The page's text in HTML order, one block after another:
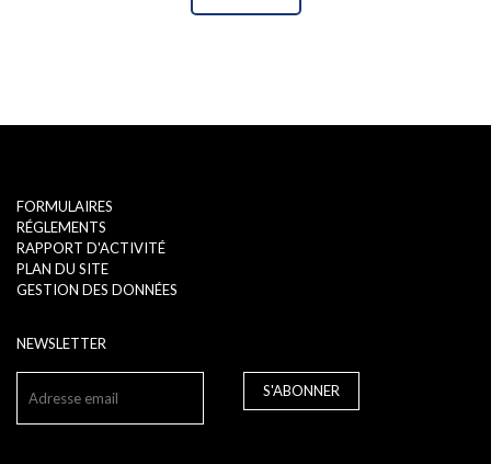
FORMULAIRES
RÉGLEMENTS
RAPPORT D'ACTIVITÉ
PLAN DU SITE
GESTION DES DONNÉES
NEWSLETTER
S'ABONNER